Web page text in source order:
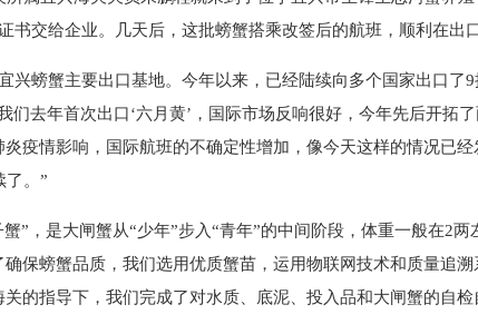
书交给企业。几天后，这批螃蟹搭乘改签后的航班，顺利在出
螃蟹主要出口基地。今年以来，已经陆续向多个国家出口了9
们去年首次出口‘六月黄’，国际市场反响很好，今年先后开拓
疫情影响，国际航班的不确定性增加，像今天这样的情况已
了。”
，是大闸蟹从“少年”步入“青年”的中间阶段，体重一般在2两
保螃蟹品质，我们选用优质蟹苗，运用物联网技术和质量追
的指导下，我们完成了对水质、底泥、投入品和大闸蟹的自